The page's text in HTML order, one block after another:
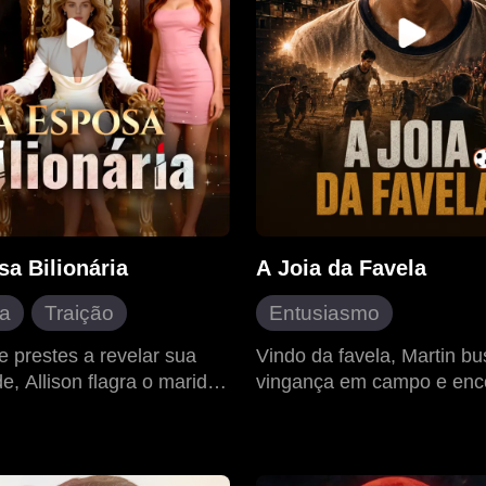
e passa a respeitá-la
Bilionária
Traição
oculta
Divórcio
difícil
CEO
prestes a revelar sua
Allison flagra o marido,
A Joia da Favela
Entusiasmo
Crescimento pessoal
Esporte
Amor
Vindo da favela, Martin
vingança em campo e